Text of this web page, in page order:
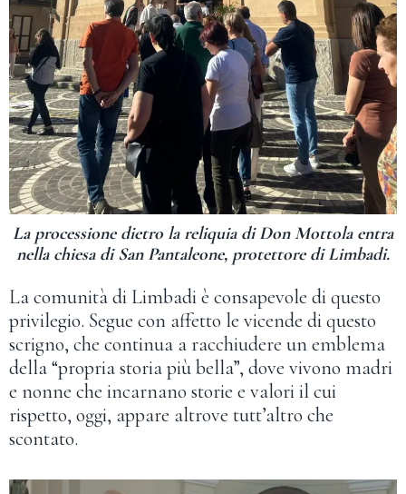
La processione dietro la reliquia di Don Mottola entra
nella chiesa di San Pantaleone, protettore di Limbadi.
La comunità di Limbadi è consapevole di questo
privilegio. Segue con affetto le vicende di questo
scrigno, che continua a racchiudere un emblema
della “propria storia più bella”, dove vivono madri
e nonne che incarnano storie e valori il cui
rispetto, oggi, appare altrove tutt’altro che
scontato.